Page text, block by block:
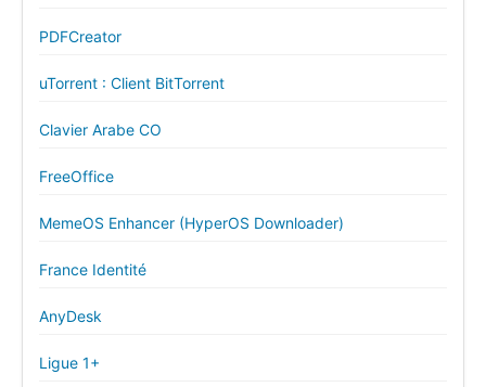
PDFCreator
uTorrent : Client BitTorrent
Clavier Arabe CO
FreeOffice
MemeOS Enhancer (HyperOS Downloader)
France Identité
AnyDesk
Ligue 1+